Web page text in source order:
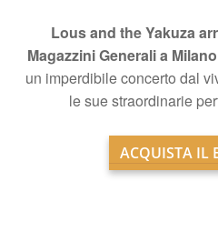
Lous and the Yakuza
Magazzini Generali a Milano
un imperdibile concerto dal
le sue straordinarie
ACQUISTA IL